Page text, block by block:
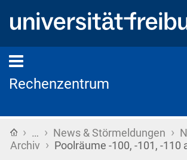
Rechenzentrum
Startseite
› … › News & Störmeldungen ›
Archiv › Poolräume -100, -101, -110